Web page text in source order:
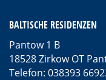
BALTISCHE RESIDENZEN
Pantow 1 B
18528 Zirkow OT
Telefon: 038393